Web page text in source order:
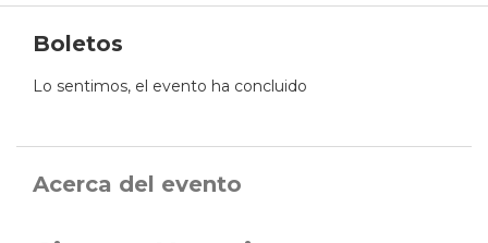
Boletos
Lo sentimos, el evento ha concluido
Acerca del evento